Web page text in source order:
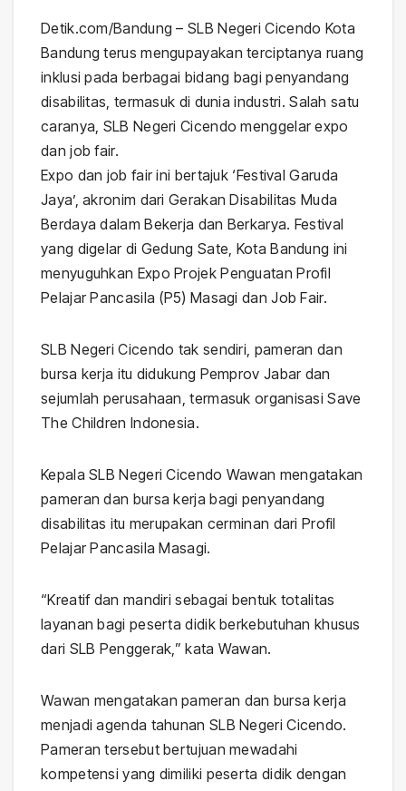
Detik.com/Bandung – SLB Negeri Cicendo Kota
Bandung terus mengupayakan terciptanya ruang
inklusi pada berbagai bidang bagi penyandang
disabilitas, termasuk di dunia industri. Salah satu
caranya, SLB Negeri Cicendo menggelar expo
dan job fair.
Expo dan job fair ini bertajuk ‘Festival Garuda
Jaya’, akronim dari Gerakan Disabilitas Muda
Berdaya dalam Bekerja dan Berkarya. Festival
yang digelar di Gedung Sate, Kota Bandung ini
menyuguhkan Expo Projek Penguatan Profil
Pelajar Pancasila (P5) Masagi dan Job Fair.
SLB Negeri Cicendo tak sendiri, pameran dan
bursa kerja itu didukung Pemprov Jabar dan
sejumlah perusahaan, termasuk organisasi Save
The Children Indonesia.
Kepala SLB Negeri Cicendo Wawan mengatakan
pameran dan bursa kerja bagi penyandang
disabilitas itu merupakan cerminan dari Profil
Pelajar Pancasila Masagi.
“Kreatif dan mandiri sebagai bentuk totalitas
layanan bagi peserta didik berkebutuhan khusus
dari SLB Penggerak,” kata Wawan.
Wawan mengatakan pameran dan bursa kerja
menjadi agenda tahunan SLB Negeri Cicendo.
Pameran tersebut bertujuan mewadahi
kompetensi yang dimiliki peserta didik dengan